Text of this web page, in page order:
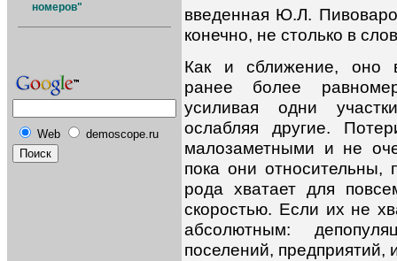
номеров"
Web demoscope.ru
введенная Ю.Л.
конечно, не столько в
Как и сближение, оно
ранее более
усиливая одни
ослабляя другие.
малозаметными и не
пока они относительны,
рода хватает для
скоростью. Если их не
абсолютным:
поселений, предприятий,